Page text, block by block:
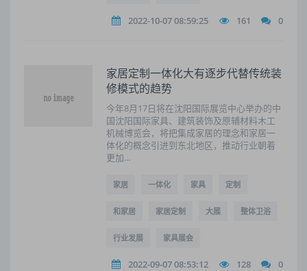
2022-10-07 08:59:25 161 0
家居定制一体化大有逐步代替传统装
修模式的趋势
今年8月17日将在沈阳国际展览中心举办的中
国沈阳国际家具、建筑装饰及原辅材料木工
机械博览会，将把集成家居的理念和家居一
体化的概念引进到东北地区，推动行业朝着
更加...
家居 一体化 家具 定制
和家居 家居定制 大展 整体卫浴
行业发展 家具展会
2022-09-07 08:53:12 128 0